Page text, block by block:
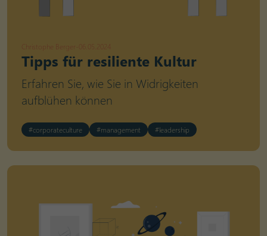
Christophe Berger 06.05.2024
Tipps für resiliente Kultur
Erfahren Sie, wie Sie in Widrigkeiten
aufblühen können
#corporateculture #management #leadership